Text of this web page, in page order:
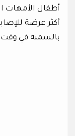
أطفال الأمهات
أكثر عرضة
بالسمنة في وقت